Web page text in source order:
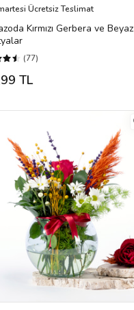
Ücretsiz Teslimat
Kırmızı Gerbera ve Beyaz
(77)
TL